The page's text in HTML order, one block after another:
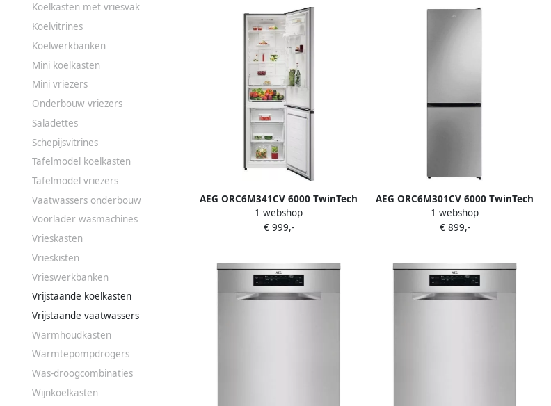
Koelkasten met vriesvak
Koelvitrines
Koelwerkbanken
Mini koelkasten
Mini vriezers
Onderbouw vriezers
Saladettes
Schepijsvitrines
Tafelmodel koelkasten
Tafelmodel vriezers
Vaatwassers onderbouw
Voorlader wasmachines
Vrieskasten
Vrieskisten
Vrieswerkbanken
Vrijstaande koelkasten
Vrijstaande vaatwassers
Warmhoudkasten
Warmtepompdrogers
Was-droogcombinaties
Wijnkoelkasten
AEG ORC6M341CV 6000 TwinTech
Koel-vriescombinatie
1 webshop
€ 999,-
AEG ORC6M301CV 6000 TwinTech
Koel-vriescombinatie
1 webshop
€ 899,-